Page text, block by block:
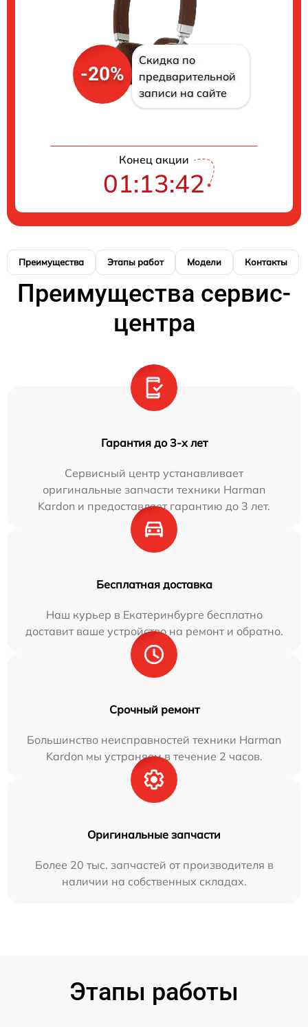
-20%
Скидка по
предварительной
записи на сайте
Конец акции
01:13:41
Преимущества Этапы работ Модели Контакты
Преимущества сервис-
центра
Гарантия до 3-х лет
Сервисный центр устанавливает
оригинальные запчасти техники Harman
Kardon и предоставляет гарантию до 3 лет.
Бесплатная доставка
Наш курьер в Екатеринбурге бесплатно
доставит ваше устройство на ремонт и обратно.
Срочный ремонт
Большинство неисправностей техники Harman
Kardon мы устраняем в течение 2 часов.
Оригинальные запчасти
Более 20 тыс. запчастей от производителя в
наличии на собственных складах.
Этапы работы